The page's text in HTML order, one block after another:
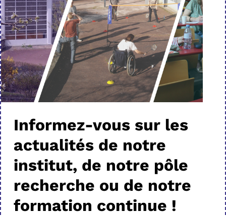
Informez-vous sur les
actualités de notre
institut, de notre pôle
recherche ou de notre
formation continue !